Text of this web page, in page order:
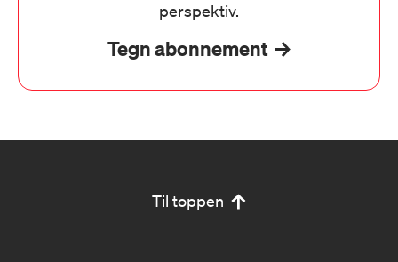
perspektiv.
Tegn abonnement
Til toppen